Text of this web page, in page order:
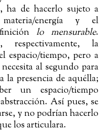
ha de hacerlo sujeto a
energía y el
lo mensurable.
respectivamente, la
espacio/tiempo, pero a
al segundo para
la presencia de aquélla;
un espacio/tiempo
Así pues, se
y no podrían hacerlo
los articulara.